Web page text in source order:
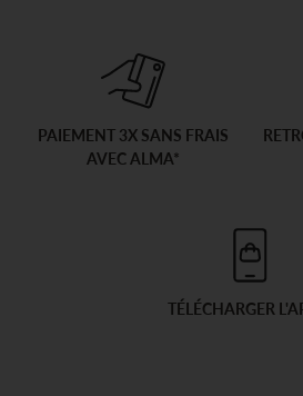
PAIEMENT 3X SANS FRAIS
AVEC ALMA*
TÉLÉCHARGER